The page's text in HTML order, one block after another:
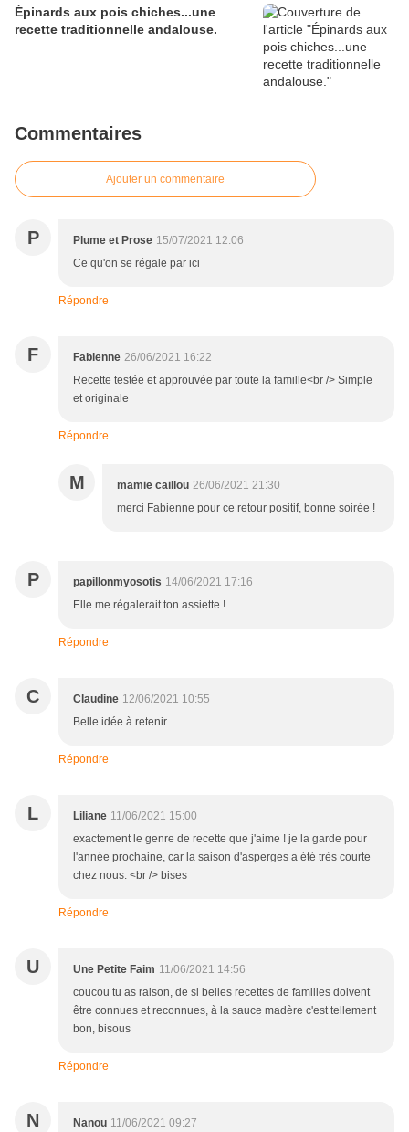
Épinards aux pois chiches...une
recette traditionnelle andalouse.
Commentaires
Ajouter un commentaire
P Plume et Prose 15/07/2021 12:06
Ce qu'on se régale par ici
Répondre
F Fabienne 26/06/2021 16:22
Recette testée et approuvée par toute la famille<br /> Simple
et originale
Répondre
M mamie caillou 26/06/2021 21:30
merci Fabienne pour ce retour positif, bonne soirée !
P papillonmyosotis 14/06/2021 17:16
Elle me régalerait ton assiette !
Répondre
C Claudine 12/06/2021 10:55
Belle idée à retenir
Répondre
L Liliane 11/06/2021 15:00
exactement le genre de recette que j'aime ! je la garde pour
l'année prochaine, car la saison d'asperges a été très courte
chez nous. <br /> bises
Répondre
U Une Petite Faim 11/06/2021 14:56
coucou tu as raison, de si belles recettes de familles doivent
être connues et reconnues, à la sauce madère c'est tellement
bon, bisous
Répondre
N Nanou 11/06/2021 09:27